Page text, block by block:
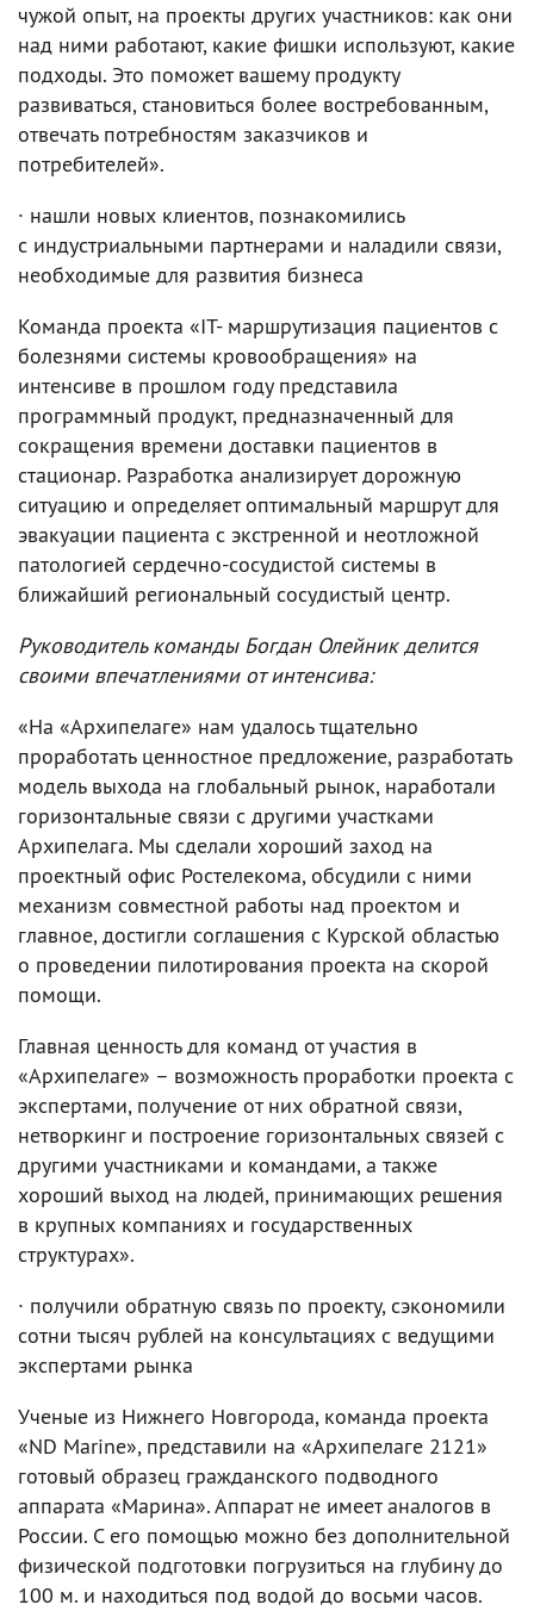
чужой опыт, на проекты других участников: как они
над ними работают, какие фишки используют, какие
подходы. Это поможет вашему продукту
развиваться, становиться более востребованным,
отвечать потребностям заказчиков и
потребителей».
· нашли новых клиентов, познакомились
с индустриальными партнерами и наладили связи,
необходимые для развития бизнеса
Команда проекта «IT- маршрутизация пациентов с
болезнями системы кровообращения» на
интенсиве в прошлом году представила
программный продукт, предназначенный для
сокращения времени доставки пациентов в
стационар. Разработка анализирует дорожную
ситуацию и определяет оптимальный маршрут для
эвакуации пациента с экстренной и неотложной
патологией сердечно-сосудистой системы в
ближайший региональный сосудистый центр.
Руководитель команды Богдан Олейник делится
своими впечатлениями от интенсива:
«На «Архипелаге» нам удалось тщательно
проработать ценностное предложение, разработать
модель выхода на глобальный рынок, наработали
горизонтальные связи с другими участками
Архипелага. Мы сделали хороший заход на
проектный офис Ростелекома, обсудили с ними
механизм совместной работы над проектом и
главное, достигли соглашения с Курской областью
о проведении пилотирования проекта на скорой
помощи.
Главная ценность для команд от участия в
«Архипелаге» – возможность проработки проекта с
экспертами, получение от них обратной связи,
нетворкинг и построение горизонтальных связей с
другими участниками и командами, а также
хороший выход на людей, принимающих решения
в крупных компаниях и государственных
структурах».
· получили обратную связь по проекту, сэкономили
сотни тысяч рублей на консультациях с ведущими
экспертами рынка
Ученые из Нижнего Новгорода, команда проекта
«ND Marine», представили на «Архипелаге 2121»
готовый образец гражданского подводного
аппарата «Марина». Аппарат не имеет аналогов в
России. С его помощью можно без дополнительной
физической подготовки погрузиться на глубину до
100 м. и находиться под водой до восьми часов.